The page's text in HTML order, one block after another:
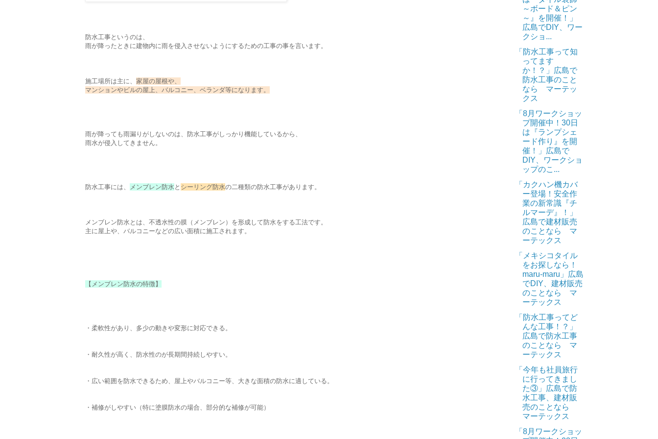
防水工事というのは、
雨が降ったときに建物内に雨を侵入させないようにするための工事の事を言います。
施工場所は主に、 家屋の屋根や、
マンションやビルの屋上、バルコニー、ベランダ等になります。
雨が降っても雨漏りがしないのは、防水工事がしっかり機能しているから、
雨水が侵入してきません。
防水工事には、 メンブレン防水と シーリング防水の二種類の防水工事があります。
メンブレン防水とは、不透水性の膜（メンブレン）を形成して防水をする工法です。
主に屋上や、バルコニーなどの広い面積に施工されます。
【メンブレン防水の特徴】
・柔軟性があり、多少の動きや変形に対応できる。
・耐久性が高く、防水性のが長期間持続しやすい。
・広い範囲を防水できるため、屋上やバルコニー等、大きな面積の防水に適している。
・補修がしやすい（特に塗膜防水の場合、部分的な補修が可能）
～ボード＆ピン
～』を開催！」
広島でDIY、ワー
クショ...
「防水工事って知
ってます
か！？」広島で
防水工事のこと
なら マーテッ
クス
「8月ワークショッ
プ開催中！30日
は『ランプシェ
ード作り』を開
催！」広島で
DIY、ワークショ
ップのこ...
「カクハン機カバ
ー登場！安全作
業の新常識『チ
ルマーデ』！」
広島で建材販売
のことなら マ
ーテックス
「メキシコタイル
をお探しなら！
maru-maru」広島
でDIY、建材販売
のことなら マ
ーテックス
「防水工事ってど
んな工事！？」
広島で防水工事
のことなら マ
ーテックス
「今年も社員旅行
に行ってきまし
た③」広島で防
水工事、建材販
売のことなら
マーテックス
「8月ワークショッ